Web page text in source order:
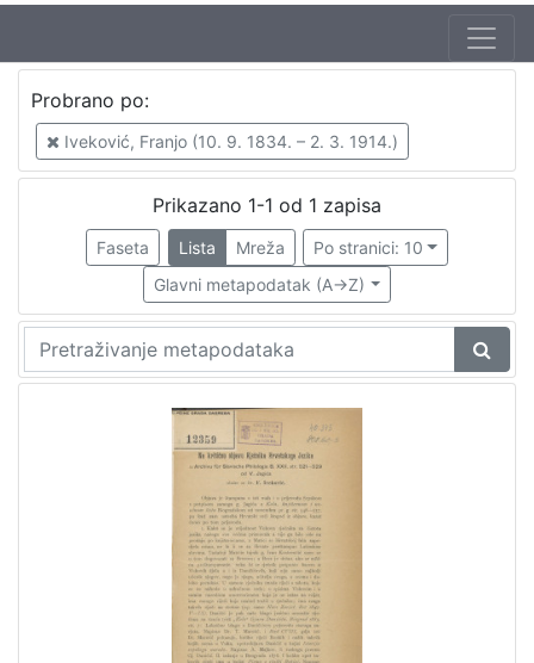
Probrano po:
Iveković, Franjo (10. 9. 1834. – 2. 3. 1914.)
Prikazano 1-1 od 1 zapisa
Faseta Lista Mreža
Po stranici: 10
Glavni metapodatak (A->Z)